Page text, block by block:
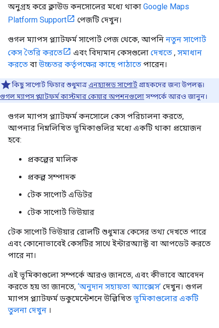
অনুগ্রহ করে ক্লাউড কনসোলের মধ্যে থাকা Google Maps
Platform Support
পেজটি দেখুন।
গুগল ম্যাপস প্ল্যাটফর্ম সাপোর্ট পেজ থেকে, আপনি নতুন সাপোর্ট
কেস তৈরি করতে
এবং বিদ্যমান কেসগুলো দেখতে , সমাধান
করতে বাউচ্চতর কর্তৃপক্ষের কাছে পাঠাতে পারেন।
কিছু সাপোর্ট ফিচার শুধুমাত্র এনহ্যান্সড সাপোর্ট গ্রাহকদের জন্য উপলব্ধ।
গুগল ম্যাপস প্ল্যাটফর্ম কাস্টমার কেয়ার অপশনগুলোসম্পর্কে আরও জানুন।
গুগল ম্যাপস প্ল্যাটফর্ম কনসোলে কেস পরিচালনা করতে,
আপনার নিম্নলিখিত ভূমিকাগুলির মধ্যে একটি থাকা প্রয়োজন
হবে:
প্রকল্পের মালিক
প্রকল্প সম্পাদক
টেক সাপোর্ট এডিটর
টেক সাপোর্ট ভিউয়ার
টেক সাপোর্ট ভিউয়ার রোলটি শুধুমাত্র কেসের তথ্য দেখতে পারে
এবং কোনোভাবেই কেসটির সাথে ইন্টারঅ্যাক্ট বা আপডেট করতে
পারে না।
এই ভূমিকাগুলো সম্পর্কে আরও জানতে, এবং কীভাবে আবেদন
করতে হয় তা জানতে, ‘অনুদান সহায়তা অ্যাক্সেস’ দেখুন। গুগল
ম্যাপস প্ল্যাটফর্ম ডকুমেন্টেশনে উল্লিখিত ভূমিকাগুলোর একটি
তুলনা দেখুন ।